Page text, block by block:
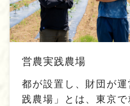
営農実践農場
都が設置し、財団が
践農場」とは、東京